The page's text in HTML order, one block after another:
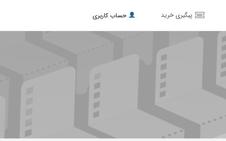
پیگیری خرید حساب کاربری